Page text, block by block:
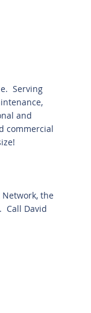
Serving
and
commercial
the
Call David